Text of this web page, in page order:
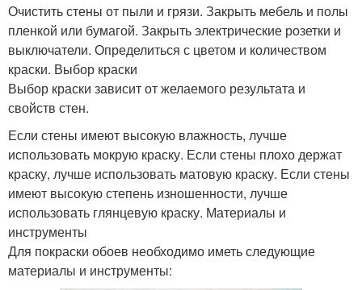
Очистить стены от пыли и грязи. Закрыть мебель и полы
пленкой или бумагой. Закрыть электрические розетки и
выключатели. Определиться с цветом и количеством
краски. Выбор краски
Выбор краски зависит от желаемого результата и
свойств стен.
Если стены имеют высокую влажность, лучше
использовать мокрую краску. Если стены плохо держат
краску, лучше использовать матовую краску. Если стены
имеют высокую степень изношенности, лучше
использовать глянцевую краску. Материалы и
инструменты
Для покраски обоев необходимо иметь следующие
материалы и инструменты: